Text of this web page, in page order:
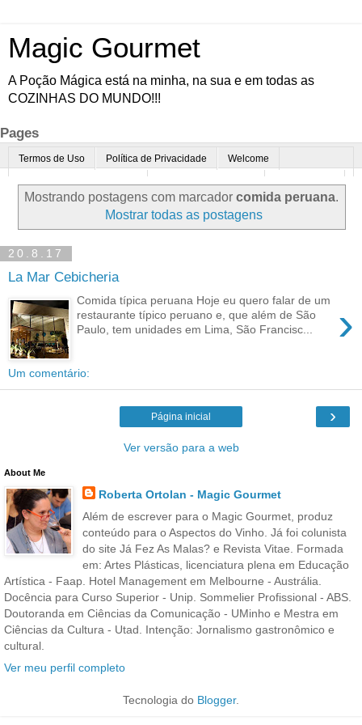
Magic Gourmet
A Poção Mágica está na minha, na sua e em todas as
COZINHAS DO MUNDO!!!
Pages
Termos de Uso Política de Privacidade Welcome
Enoturismo Minha Cozinha Dicas da vovó Mais
Parcerias Contato
Mostrando postagens com marcador comida peruana.
Mostrar todas as postagens
20.8.17
La Mar Cebicheria
›
Comida típica peruana Hoje eu quero falar de um
restaurante típico peruano e, que além de São
Paulo, tem unidades em Lima, São Francisc...
Um comentário:
›
Página inicial
Ver versão para a web
About Me
Roberta Ortolan - Magic Gourmet
Além de escrever para o Magic Gourmet, produz
conteúdo para o Aspectos do Vinho. Já foi colunista
do site Já Fez As Malas? e Revista Vitae. Formada
em: Artes Plásticas, licenciatura plena em Educação
Artística - Faap. Hotel Management em Melbourne - Austrália.
Docência para Curso Superior - Unip. Sommelier Profissional - ABS.
Doutoranda em Ciências da Comunicação - UMinho e Mestra em
Ciências da Cultura - Utad. Intenção: Jornalismo gastronômico e
cultural.
Ver meu perfil completo
Tecnologia do Blogger.